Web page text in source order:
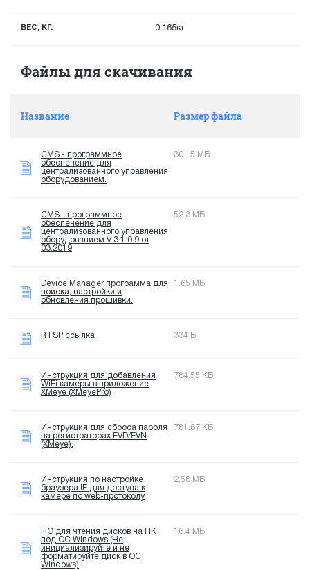
ВЕС, КГ: 0.165кг
Файлы для скачивания
Название Размер файла
CMS - программное
обеспечение для
централизованного управления
оборудованием.
30.15 МБ
CMS - программное
обеспечение для
централизованного управления
оборудованием.V 3.1.0.9 от
03.2019
52.3 МБ
Device Manager программа для
поиска, настройки и
обновления прошивки.
1.65 МБ
RTSP ссылка 334 Б
Инструкция для добавления
WiFi камеры в приложение
XMeye (XMeyePro)
784.55 КБ
Инструкция для сброса пароля
на регистраторах EVD/EVN
(XMeye).
781.67 КБ
Инструкция по настройке
браузера IE для доступа к
камере по web-протоколу
2.58 МБ
ПО для чтения дисков на ПК
под OC Windows (Не
инициализируйте и не
форматируйте диск в OC
Windows)
16.4 МБ